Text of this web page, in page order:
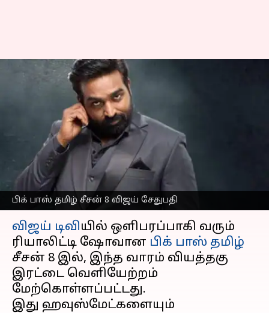
பிக் பாஸ் தமிழ் சீசன் 8 விஜய் சேதுபதி
பிக் பாஸ் தமிழ் சீசன் 8:
இந்த வாரம்
இரண்டவாதாக
வெளியேறிய
போட்டியாளர் இவர்தான்
எழுதியவர் Sekar Chinnappan Dec 29, 2024
செய்தி முன்னோட்டம்
விஜய் டிவியில் ஒளிபரப்பாகி வரும்
ரியாலிட்டி ஷோவான பிக் பாஸ் தமிழ்
சீசன் 8 இல், இந்த வாரம் வியத்தகு
இரட்டை வெளியேற்றம்
மேற்கொள்ளப்பட்டது.
இது ஹவுஸ்மேட்களையும்